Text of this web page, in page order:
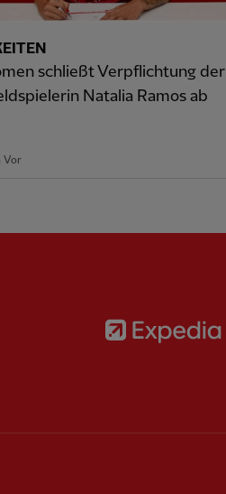
schließt Verpflichtung der
Natalia Ramos ab
Vor